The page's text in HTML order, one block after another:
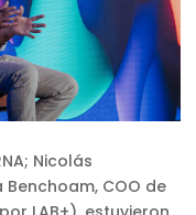
Nicolás
Benchoam, COO de